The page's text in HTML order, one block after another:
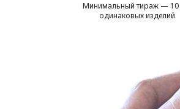
Минимальный тираж — 10
одинаковых изделий